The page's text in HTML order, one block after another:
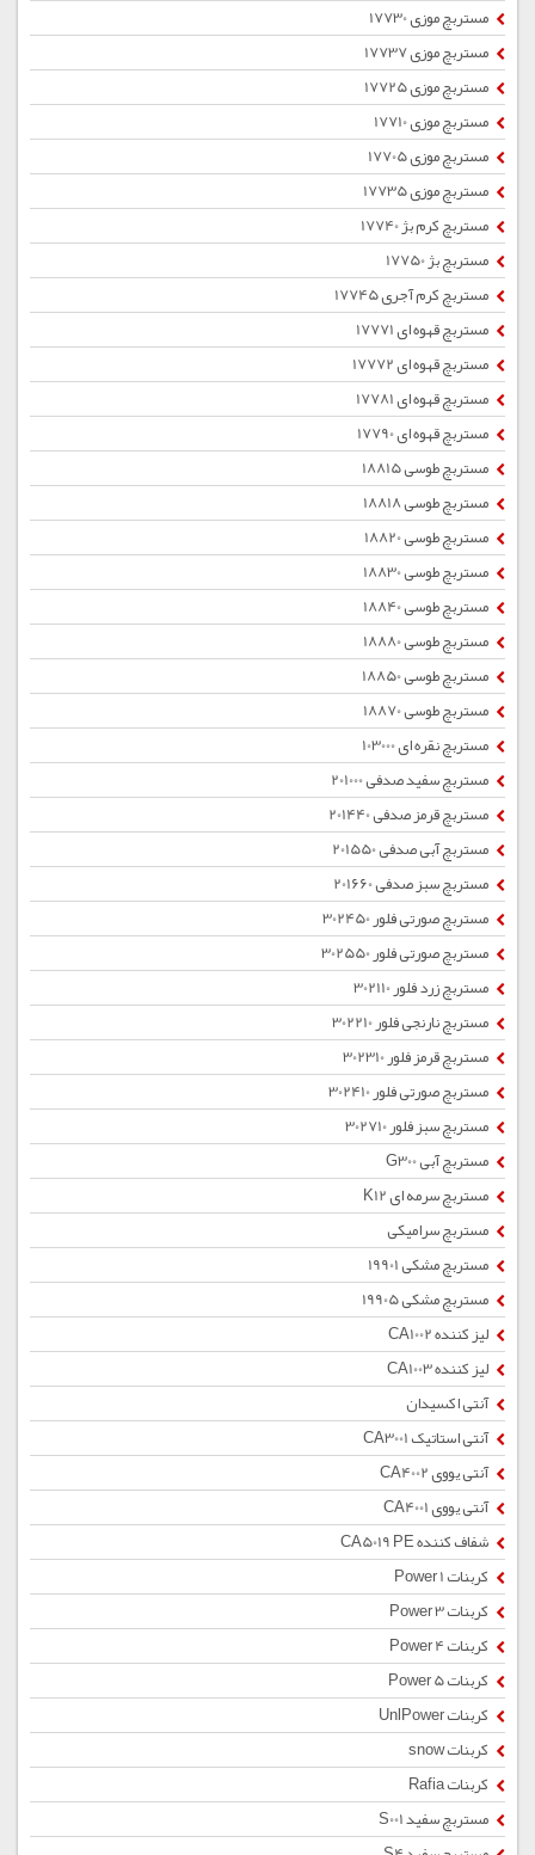
مستربچ موزی 17730
مستربچ موزی 17737
مستربچ موزی 17725
مستربچ موزی 17710
مستربچ موزی 17705
مستربچ موزی 17735
مستربچ کرم بژ 17740
مستربچ بژ 17750
مستربچ کرم آجری 17745
مستربچ قهوه ای 17771
مستربچ قهوه ای 17772
مستربچ قهوه ای 17781
مستربچ قهوه ای 17790
مستربچ طوسی 18815
مستربچ طوسی 18818
مستربچ طوسی 18820
مستربچ طوسی 18830
مستربچ طوسی 18840
مستربچ طوسی 18880
مستربچ طوسی 18850
مستربچ طوسی 18870
مستربچ نقره ای 103000
مستربچ سفید صدفی 201000
مستربچ قرمز صدفی 201440
مستربچ آبی صدفی 201550
مستربچ سبز صدفی 201660
مستربچ صورتی فلور 302450
مستربچ صورتی فلور 302550
مستربچ زرد فلور 302110
مستربچ نارنجی فلور 302210
مستربچ قرمز فلور 302310
مستربچ صورتی فلور 302410
مستربچ سبز فلور 302710
مستربچ آبی G300
مستربچ سرمه ای K12
مستربچ سرامیکی
مستربچ مشکی 19901
مستربچ مشکی 19905
لیز کننده CA1002
لیز کننده CA1003
آنتی اکسیدان
آنتی استاتیک CA3001
آنتی یووی CA4002
آنتی یووی CA4001
شفاف کننده CA5019 PE
کربنات Power 1
کربنات Power 3
کربنات Power 4
کربنات Power 5
کربنات UnlPower
کربنات snow
کربنات Rafia
مستربچ سفید S001